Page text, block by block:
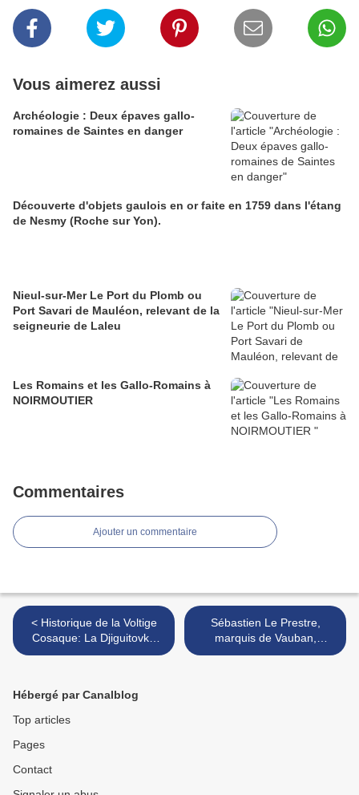
Vous aimerez aussi
Archéologie : Deux épaves gallo-
romaines de Saintes en danger
Découverte d'objets gaulois en or faite en 1759 dans l'étang
de Nesmy (Roche sur Yon).
Nieul-sur-Mer Le Port du Plomb ou
Port Savari de Mauléon, relevant de la
seigneurie de Laleu
Les Romains et les Gallo-Romains à
NOIRMOUTIER
Commentaires
Ajouter un commentaire
< Historique de la Voltige
Cosaque: La Djiguitovka
(Arts du cirque) une
Sébastien Le Prestre,
marquis de Vauban,
ingénieur, architecte
Hébergé par Canalblog
Top articles
Pages
Contact